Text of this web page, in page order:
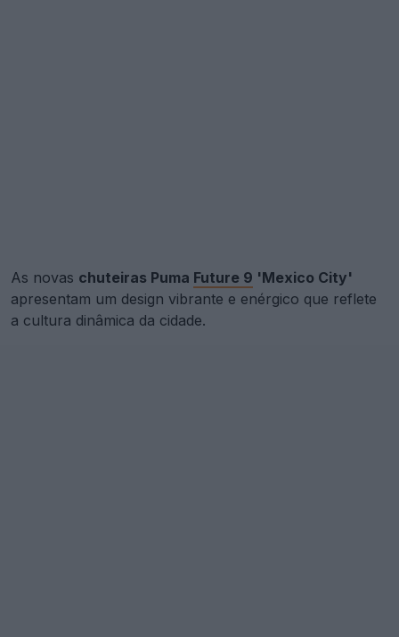
As novas chuteiras Puma Future 9 'Mexico City'
apresentam um design vibrante e enérgico que reflete
a cultura dinâmica da cidade.